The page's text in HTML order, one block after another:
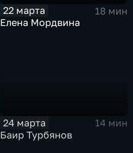
22 марта
18 мин
Елена Мордвина
24 марта
14 мин
Баир Турбянов